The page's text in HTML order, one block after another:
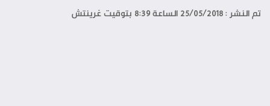
تم النشر : 25/05/2018 الساعة 8:39 بتوقيت غرينتش